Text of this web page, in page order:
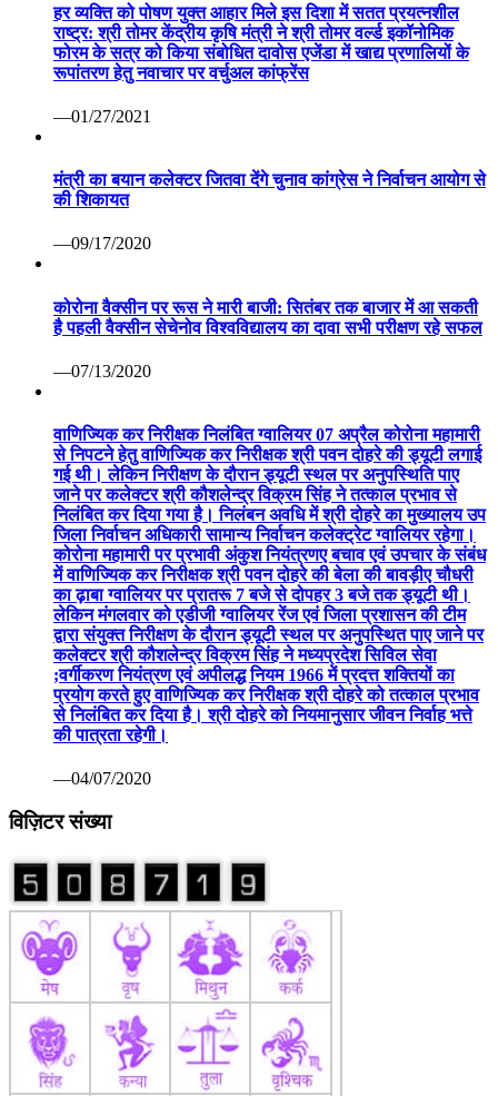
हर व्यक्ति को पोषण युक्त आहार मिले इस दिशा में सतत प्रयत्नशील
राष्ट्र: श्री तोमर केंद्रीय कृषि मंत्री ने श्री तोमर वर्ल्ड इकॉनोमिक
फोरम के सत्र को किया संबोधित दावोस एजेंडा में खाद्य प्रणालियों के
रूपांतरण हेतु नवाचार पर वर्चुअल कांफ्रेंस
—01/27/2021
मंत्री का बयान कलेक्टर जितवा देंगे चुनाव कांग्रेस ने निर्वाचन आयोग से
की शिकायत
—09/17/2020
कोरोना वैक्सीन पर रूस ने मारी बाजी: सितंबर तक बाजार में आ सकती
है पहली वैक्सीन सेचेनोव विश्वविद्यालय का दावा सभी परीक्षण रहे सफल
—07/13/2020
वाणिज्यिक कर निरीक्षक निलंबित ग्वालियर 07 अप्रैल कोरोना महामारी
से निपटने हेतु वाणिज्यिक कर निरीक्षक श्री पवन दोहरे की ड्यूटी लगाई
गई थी। लेकिन निरीक्षण के दौरान ड्यूटी स्थल पर अनुपस्थिति पाए
जाने पर कलेक्टर श्री कौशलेन्द्र विक्रम सिंह ने तत्काल प्रभाव से
निलंबित कर दिया गया है। निलंबन अवधि में श्री दोहरे का मुख्यालय उप
जिला निर्वाचन अधिकारी सामान्य निर्वाचन कलेक्ट्रेट ग्वालियर रहेगा।
कोरोना महामारी पर प्रभावी अंकुश नियंत्रणए बचाव एवं उपचार के संबंध
में वाणिज्यिक कर निरीक्षक श्री पवन दोहरे की बेला की बावड़ीए चौधरी
का ढ़ाबा ग्वालियर पर प्रातरू 7 बजे से दोपहर 3 बजे तक ड्यूटी थी।
लेकिन मंगलवार को एडीजी ग्वालियर रेंज एवं जिला प्रशासन की टीम
द्वारा संयुक्त निरीक्षण के दौरान ड्यूटी स्थल पर अनुपस्थित पाए जाने पर
कलेक्टर श्री कौशलेन्द्र विक्रम सिंह ने मध्यप्रदेश सिविल सेवा
;वर्गीकरण नियंत्रण एवं अपीलद्ध नियम 1966 में प्रदत्त शक्तियों का
प्रयोग करते हुए वाणिज्यिक कर निरीक्षक श्री दोहरे को तत्काल प्रभाव
से निलंबित कर दिया है। श्री दोहरे को नियमानुसार जीवन निर्वाह भत्ते
की पात्रता रहेगी।
—04/07/2020
विज़िटर संख्या